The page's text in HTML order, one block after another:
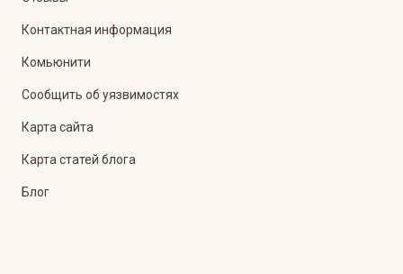
Контактная информация
Комьюнити
Сообщить об уязвимостях
Карта сайта
Карта статей блога
Блог